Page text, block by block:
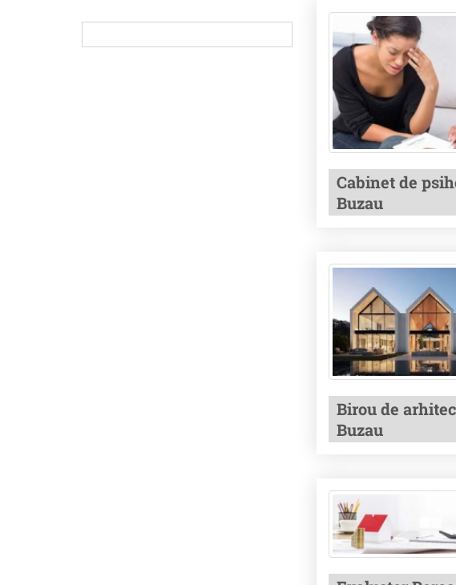
Cabinet de
Buzau
Birou de
Buzau